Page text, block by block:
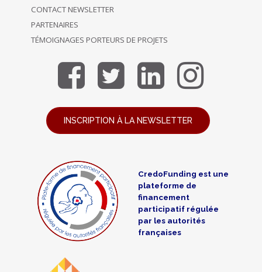
CONTACT NEWSLETTER
PARTENAIRES
TÉMOIGNAGES PORTEURS DE PROJETS
INSCRIPTION À LA NEWSLETTER
CredoFunding est une
plateforme de
financement
participatif régulée
par les autorités
françaises